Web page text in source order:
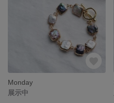
Monday
展示中